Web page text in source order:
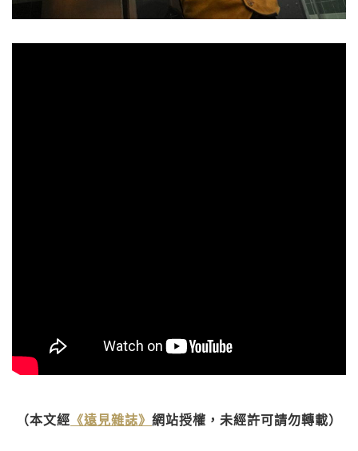
（本文經 《遠見雜誌》 網站授權，未經許可請勿轉載）